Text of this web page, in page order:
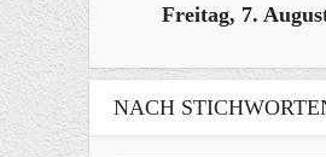
Freitag, 7.
NACH